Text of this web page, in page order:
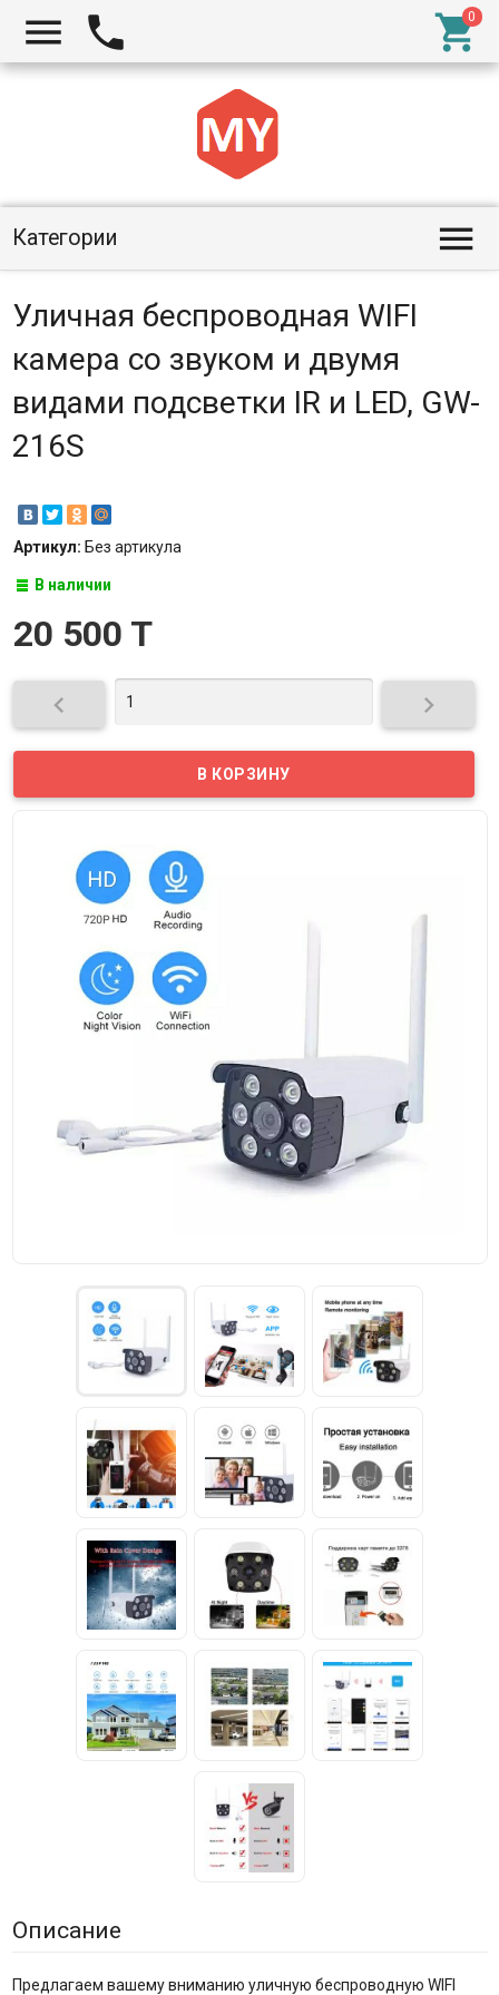
  
Категории 
Уличная беспроводная WIFI
камера со звуком и двумя
видами подсветки IR и LED, GW-
216S
Артикул: Без артикула
В наличии
20 500 T
 
Описание
Предлагаем вашему вниманию уличную беспроводную WIFI